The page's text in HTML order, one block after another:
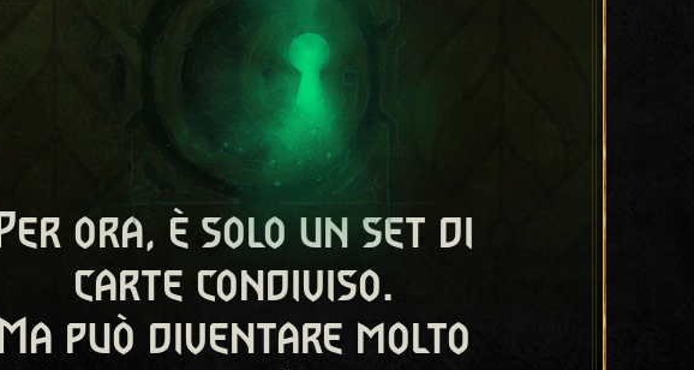
Per ora, è solo un set di
carte condiviso.
Ma può diventare molto